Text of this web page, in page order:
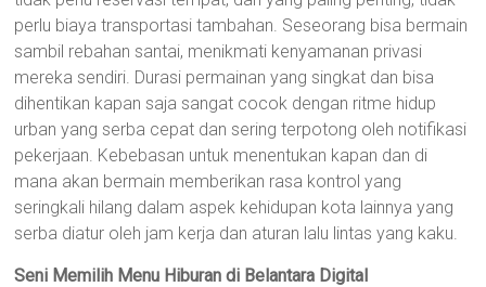
perlu biaya transportasi tambahan. Seseorang bisa bermain
sambil rebahan santai, menikmati kenyamanan privasi
mereka sendiri. Durasi permainan yang singkat dan bisa
dihentikan kapan saja sangat cocok dengan ritme hidup
urban yang serba cepat dan sering terpotong oleh notifikasi
pekerjaan. Kebebasan untuk menentukan kapan dan di
mana akan bermain memberikan rasa kontrol yang
seringkali hilang dalam aspek kehidupan kota lainnya yang
serba diatur oleh jam kerja dan aturan lalu lintas yang kaku.
Seni Memilih Menu Hiburan di Belantara Digital